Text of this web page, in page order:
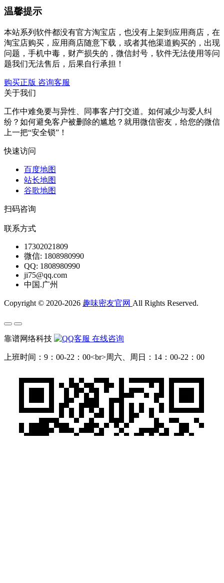
温馨提示
本站系列软件都没有官方淘宝店，也没有上架到应用商店，在
淘宝店购买，应用商店随意下载，或者其他渠道购买的，出现
问题，手机中毒，财产损失的，微信封号，软件无法使用等问
题我们无法售后，后果自行承担！
购买正版 咨询客服
关于我们
工作中难免要与异性、同事客户打交道。如何减少与爱人纠
纷？如何避免客户被删除的尴尬？就用微信密友，给您的微信
上一把“安全锁”！
快速访问
百度地图
站长地图
谷歌地图
扫码咨询
联系方式
17302021809
微信: 1808980990
QQ: 1808980990
ji75@qq.com
中国.广州
Copyright © 2020-2026 趣味密友官网 All Rights Reserved.
靠谱网络科技 在线咨询
上班时间：9：00-22：00<br>周六、周日：14：00-22：00